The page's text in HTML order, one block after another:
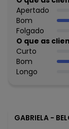
Decote Frente : V
Decote Costas: V
Fornecedor:
Feito: Brasil
Cuidados para
Temperatura
Tambor
Histórico de
Apertado
Bom
Folgado
O que as
Curto
Bom
Longo
GABRIELA - BELO